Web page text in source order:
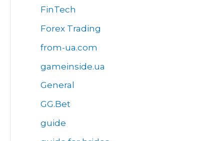
FinTech
Forex Trading
from-ua.com
gameinside.ua
General
GG.Bet
guide